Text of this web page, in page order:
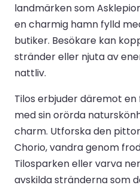
landmärken som
en charmig hamn fylld
butiker. Besökare kan
stränder eller njuta av
nattliv.
Tilos erbjuder däremot
med sin orörda
charm. Utforska den
Chorio, vandra genom
Tilosparken eller varva
avskilda stränderna som